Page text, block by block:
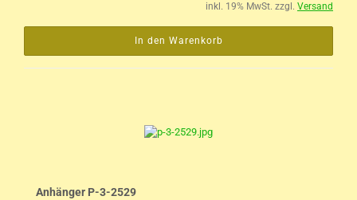
inkl. 19% MwSt. zzgl. Versand
In den Warenkorb
Anhänger P-3-2529